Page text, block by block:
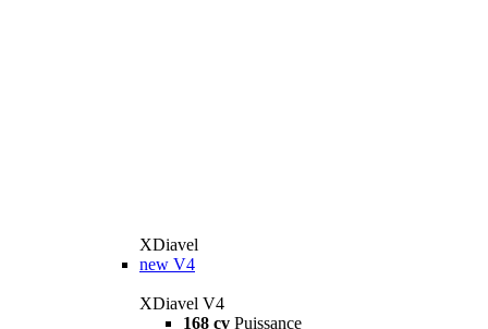
XDiavel
new V4
XDiavel V4
168 cv Puissance